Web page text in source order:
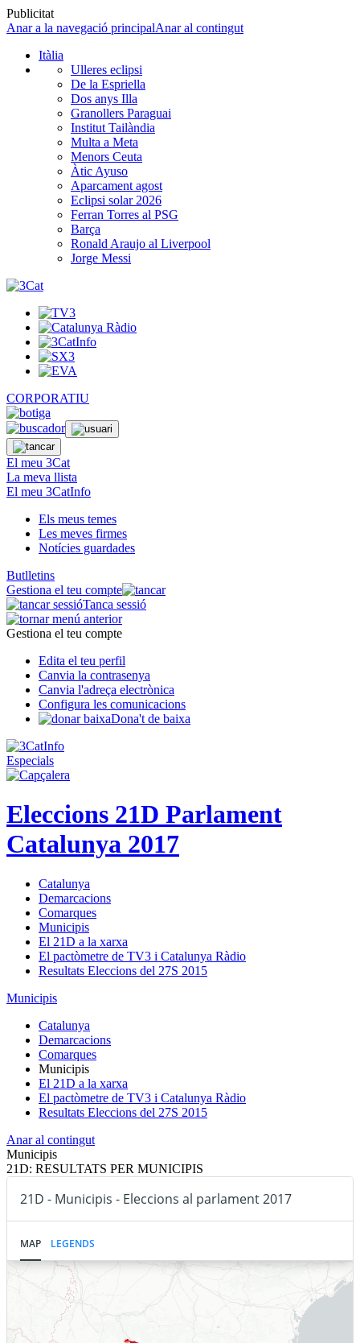
Publicitat
Anar a la navegació principalAnar al contingut
Itàlia
Ulleres eclipsi
De la Espriella
Dos anys Illa
Granollers Paraguai
Institut Tailàndia
Multa a Meta
Menors Ceuta
Àtic Ayuso
Aparcament agost
Eclipsi solar 2026
Ferran Torres al PSG
Barça
Ronald Araujo al Liverpool
Jorge Messi
CORPORATIU
El meu 3Cat
La meva llista
El meu 3CatInfo
Els meus temes
Les meves firmes
Notícies guardades
Butlletins
Gestiona el teu compte
Tanca sessió
Gestiona el teu compte
Edita el teu perfil
Canvia la contrasenya
Canvia l'adreça electrònica
Configura les comunicacions
Dona't de baixa
Especials
Eleccions 21D Parlament
Catalunya 2017
Catalunya
Demarcacions
Comarques
Municipis
El 21D a la xarxa
El pactòmetre de TV3 i Catalunya Ràdio
Resultats Eleccions del 27S 2015
Municipis
Catalunya
Demarcacions
Comarques
Municipis
El 21D a la xarxa
El pactòmetre de TV3 i Catalunya Ràdio
Resultats Eleccions del 27S 2015
Anar al contingut
Municipis
21D: RESULTATS PER MUNICIPIS